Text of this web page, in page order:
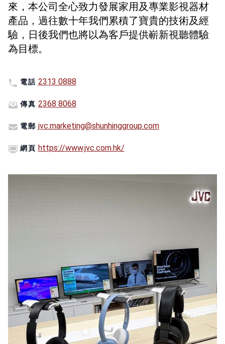
來，本公司全心致力發展家用及專業影視器材
產品，過往數十年我們累積了寶貴的技術及經
驗，日後我們也將以為客戶提供嶄新視聽體驗
為目標。
電話 2313 0888
傳真 2368 8068
電郵 jvc.marketing@shunhinggroup.com
網頁 https://www.jvc.com.hk/